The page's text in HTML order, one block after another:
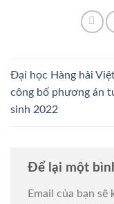
Đại học Hàng hải
công bố phương án
sinh 2022
Để lại một
Email của bạn